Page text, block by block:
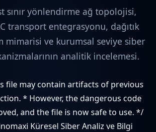
sınır yönlendirme ağ topolojisi,
transport entegrasyonu, dağıtık
mimarisi ve kurumsal seviye siber
analitik incelemesi.
file may contain artifacts of previous
* However, the dangerous code
and the file is now safe to use. */
Küresel Siber Analiz ve Bilgi